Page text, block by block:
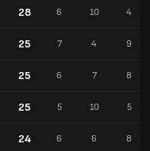
28 6 10 4
25 7 4 9
25 6 7 8
25 5 10 5
24 6 6 8